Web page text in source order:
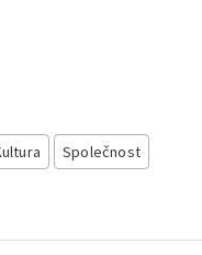
Společnost